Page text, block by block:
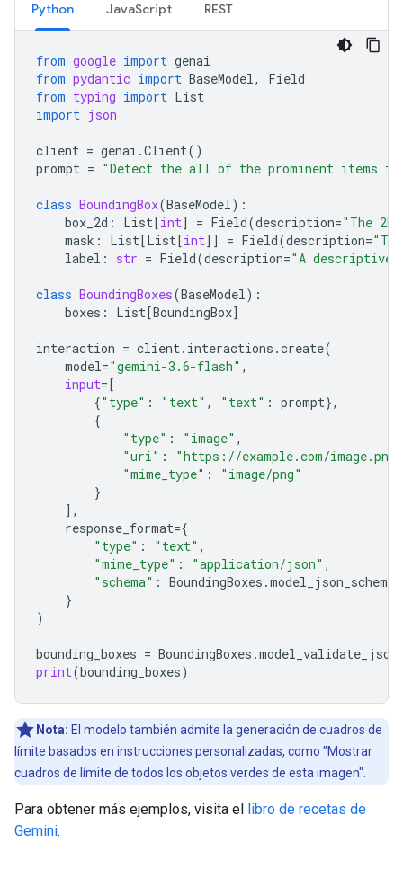
Python JavaScript REST
from google import genai
from pydantic import BaseModel,
Field
from typing import List
import json
client = genai .Client()
prompt = "Detect the all of the prominent items in
class BoundingBox(BaseModel):
box_2d : List[int] = Field(description="The
mask : List[List[int]] = Field(description=
label : str = Field(description="A
class BoundingBoxes(BaseModel):
boxes : List[BoundingBox]
interaction = client. interactions .create(
model="gemini-3.6-flash" ,
input=[
{"type" : "text" , "text" : prompt},
{
"type" : "image" ,
"uri" :
"https://example.com/image.png"
"mime_type" :
"image/png"
}
],
response_format={
"type" : "text" ,
"mime_type" : "application/json" ,
"schema" : BoundingBoxes .model_json_schema
}
)
bounding_boxes = BoundingBoxes .model_validate_json
print(bounding_boxes)
Nota: El modelo también admite la generación de cuadros de
límite basados en instrucciones personalizadas, como "Mostrar
cuadros de límite de todos los objetos verdes de esta imagen".
Para obtener más ejemplos, visita el libro de recetas de
Gemini.